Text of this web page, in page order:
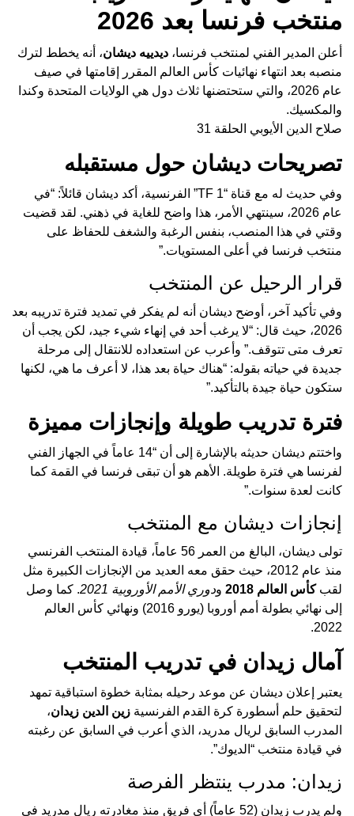
منتخب فرنسا بعد 2026
أعلن المدير الفني لمنتخب فرنسا، ديدييه ديشان، أنه يخطط لترك
منصبه بعد انتهاء نهائيات كأس العالم المقرر إقامتها في صيف
عام 2026، والتي ستحتضنها ثلاث دول هي الولايات المتحدة وكندا
والمكسيك.
صلاح الدين الأيوبي الحلقة 31
تصريحات ديشان حول مستقبله
وفي حديث له مع قناة “TF 1” الفرنسية، أكد ديشان قائلاً: “في
عام 2026، سينتهي الأمر، هذا واضح للغاية في ذهني. لقد قضيت
وقتي في هذا المنصب، بنفس الرغبة والشغف للحفاظ على
منتخب فرنسا في أعلى المستويات.”
قرار الرحيل عن المنتخب
وفي تأكيد آخر، أوضح ديشان أنه لم يفكر في تمديد فترة تدريبه بعد
2026، حيث قال: “لا يرغب أحد في إنهاء شيء جيد، لكن يجب أن
تعرف متى تتوقف.” وأعرب عن استعداده للانتقال إلى مرحلة
جديدة في حياته بقوله: “هناك حياة بعد هذا، لا أعرف ما هي، لكنها
ستكون حياة جيدة بالتأكيد.”
فترة تدريب طويلة وإنجازات مميزة
واختتم ديشان حديثه بالإشارة إلى أن “14 عاماً في الجهاز الفني
لفرنسا هي فترة طويلة. الأهم هو أن تبقى فرنسا في القمة كما
كانت لعدة سنوات.”
إنجازات ديشان مع المنتخب
تولى ديشان، البالغ من العمر 56 عاماً، قيادة المنتخب الفرنسي
منذ عام 2012، حيث حقق معه العديد من الإنجازات الكبيرة مثل
لقبكأس العالم 2018 ودوري الأمم الأوروبية 2021
. كما وصل
إلى نهائي بطولة أمم أوروبا (يورو 2016) ونهائي كأس العالم
2022.
آمال زيدان في تدريب المنتخب
يعتبر إعلان ديشان عن موعد رحيله بمثابة خطوة استباقية تمهد
لتحقيق حلم أسطورة كرة القدم الفرنسية زين الدين زيدان،
المدرب السابق لريال مدريد، الذي أعرب في السابق عن رغبته
في قيادة منتخب “الديوك”.
زيدان: مدرب ينتظر الفرصة
ولم يدرب زيدان (52 عاماً) أي فريق منذ مغادرته ريال مدريد في